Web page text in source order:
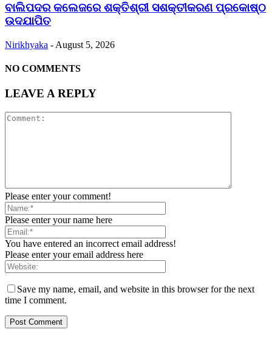
ବାଲିପଦର କଲେଜରେ ଶକ୍ତିଶ୍ରୀ ସଶକ୍ତୀକରଣ ପ୍ରକୋଷ୍ଠ
ଉଦଯାପିତ
Nirikhyaka - August 5, 2026
NO COMMENTS
LEAVE A REPLY
Please enter your comment!
Please enter your name here
You have entered an incorrect email address!
Please enter your email address here
Save my name, email, and website in this browser for the next
time I comment.